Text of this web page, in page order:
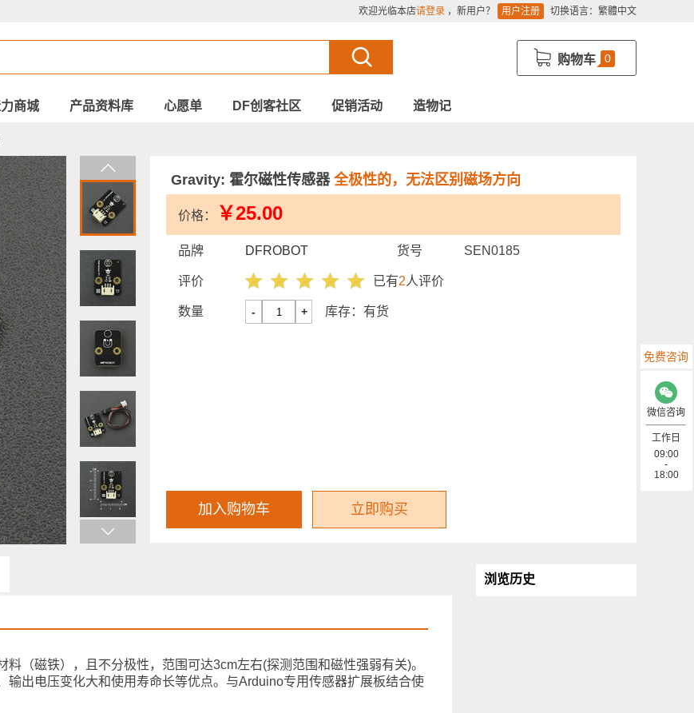
欢迎光临本店请登录 ，新用户？ 用户注册 切换语言： 繁體中文
购物车 0
商城 产品资料库 心愿单 DF创客社区 促销活动 造物记
Gravity: 霍尔磁性传感器 全极性的，无法区别磁场方向
价格： ￥25.00
品牌 DFROBOT 货号 SEN0185
评价 已有2人评价
数量 - + 库存： 有货
加入购物车 立即购买
（磁铁），且不分极性，范围可达3cm左右(探测范围和磁性强弱有关)。
出电压变化大和使用寿命长等优点。与Arduino专用传感器扩展板结合使
浏览历史
免费咨询
微信咨询
工作日
09:00
-
18:00